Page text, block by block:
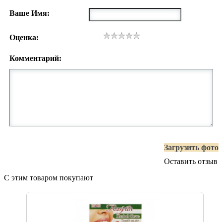
Ваше Имя:
Оценка:
Комментарий:
Загрузить фото
Оставить отзыв
С этим товаром покупают